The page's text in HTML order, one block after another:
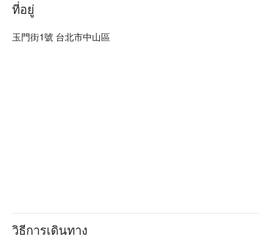
貼心服務：素食友善、親子友善
🍳 主廚推薦
ที่อยู่
玉門街1號 台北市中山區
วิธีการเดินทาง